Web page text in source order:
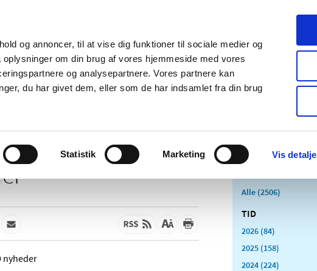
og annoncer, til at vise dig funktioner til sociale medier og
om din brug af vores hjemmeside med vores
og analysepartnere. Vores partnere kan
du har givet dem, eller som de har indsamlet fra din brug
Statistik Marketing Vis
Nyheder Om os Kontakt Udgivelser
Tilskud og
Apoteker og salg af
Medicinsk
Særlige
nyheder
Alle (2506)
TID
2026 (84)
2025 (158)
2024 (224)